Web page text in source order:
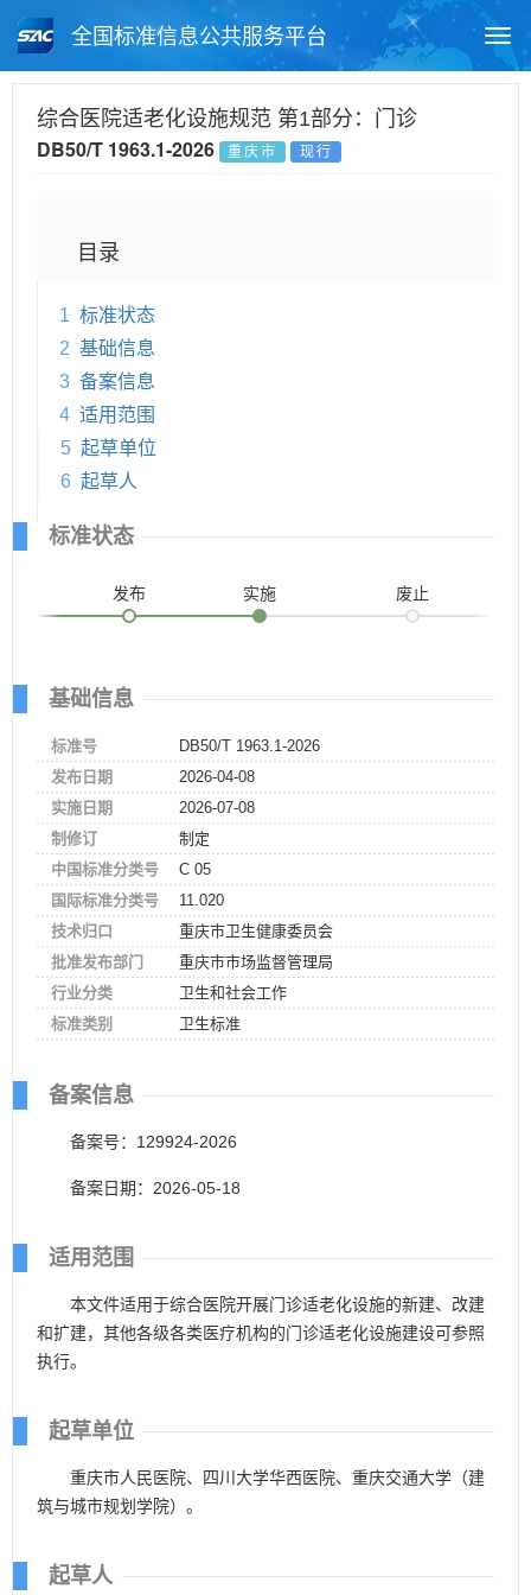
全国标准信息公共服务平台
月报查询 标准公告查询
综合医院适老化设施规范 第1部分：门诊
DB50/T 1963.1-2026 重庆市 现行
目录
1 标准状态
2 基础信息
3 备案信息
4 适用范围
5 起草单位
6 起草人
标准状态
发布 实施 废止
基础信息
标准号
DB50/T 1963.1-2026
发布日期
2026-04-08
实施日期
2026-07-08
制修订
制定
中国标准分类号
C 05
国际标准分类号
11.020
技术归口
重庆市卫生健康委员会
批准发布部门
重庆市市场监督管理局
行业分类
卫生和社会工作
标准类别
卫生标准
备案信息
备案号：129924-2026
备案日期：2026-05-18
适用范围
本文件适用于综合医院开展门诊适老化设施的新建、改建
和扩建，其他各级各类医疗机构的门诊适老化设施建设可参照
执行。
起草单位
重庆市人民医院、四川大学华西医院、重庆交通大学（建
筑与城市规划学院）。
起草人